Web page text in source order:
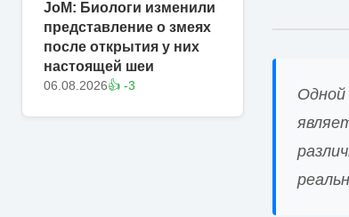
JoM: Биологи изменили
представление о змеях
после открытия у них
настоящей шеи
06.08.2026👍 -3
Одной